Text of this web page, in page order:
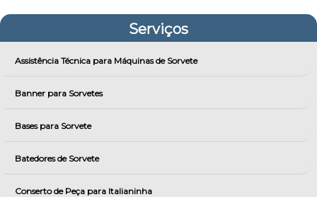
Serviços
Assistência Técnica para Máquinas de Sorvete
Banner para Sorvetes
Bases para Sorvete
Batedores de Sorvete
Conserto de Peça para Italianinha